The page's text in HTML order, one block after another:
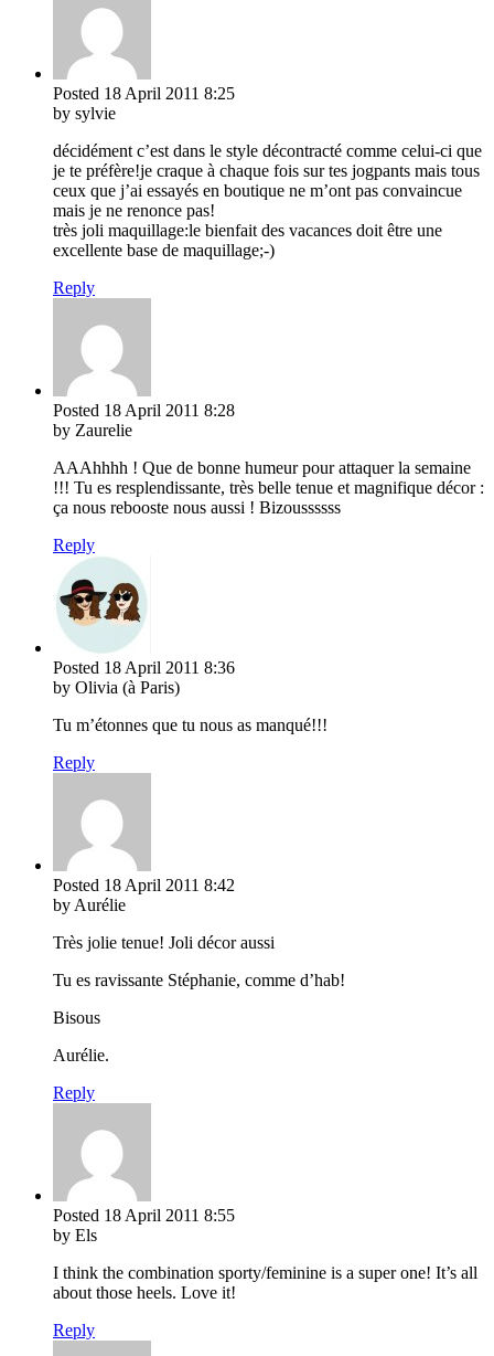
Posted 18 April 2011 8:25
by sylvie
décidément c’est dans le style décontracté comme celui-ci que
je te préfère!je craque à chaque fois sur tes jogpants mais tous
ceux que j’ai essayés en boutique ne m’ont pas convaincue
mais je ne renonce pas!
très joli maquillage:le bienfait des vacances doit être une
excellente base de maquillage;-)
Reply
Posted 18 April 2011 8:28
by Zaurelie
AAAhhhh ! Que de bonne humeur pour attaquer la semaine
!!! Tu es resplendissante, très belle tenue et magnifique décor :
ça nous rebooste nous aussi ! Bizoussssss
Reply
Posted 18 April 2011 8:36
by Olivia (à Paris)
Tu m’étonnes que tu nous as manqué!!!
Reply
Posted 18 April 2011 8:42
by Aurélie
Très jolie tenue! Joli décor aussi
Tu es ravissante Stéphanie, comme d’hab!
Bisous
Aurélie.
Reply
Posted 18 April 2011 8:55
by Els
I think the combination sporty/feminine is a super one! It’s all
about those heels. Love it!
Reply